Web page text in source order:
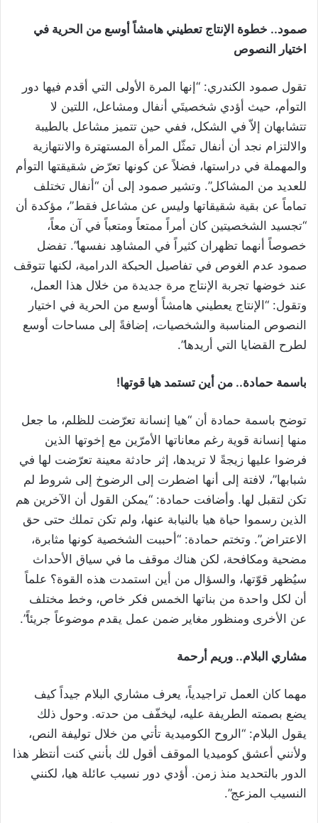
صمود.. خطوة الإنتاج تعطيني هامشاً أوسع من الحرية في
اختيار النصوص
تقول صمود الكندري: “إنها المرة الأولى التي أقدم فيها دور
التوأم، حيث أؤدي شخصيتَي أنفال ومشاعل، اللتين لا
تتشابهان إلاّ في الشكل، ففي حين تتميز مشاعل بالطيبة
والالتزام نجد أن أنفال تمثّل المرأة المستهترة والانتهازية
والمهملة في دراستها، فضلاً عن كونها تعرّض شقيقتها التوأم
للعديد من المشاكل”. وتشير صمود إلى أن “أنفال تختلف
تماماً عن بقية شقيقاتها وليس عن مشاعل فقط”، مؤكدة أن
“تجسيد الشخصيتين كان أمراً ممتعاً ومتعباً في آن معاً،
خصوصاً أنهما تظهران كثيراً في المشاهِد نفسها”. تفضل
صمود عدم الغوص في تفاصيل الحبكة الدرامية، لكنها تتوقف
عند خوضها تجربة الإنتاج مرة جديدة من خلال هذا العمل،
وتقول: “الإنتاج يعطيني هامشاً أوسع من الحرية في اختيار
النصوص المناسبة والشخصيات، إضافةً إلى مساحات أوسع
لطرح القضايا التي أريدها”.
باسمة حمادة.. من أين تستمد هيا قوتها!
توضح باسمة حمادة أن “هيا إنسانة تعرّضت للظلم، ما جعل
منها إنسانة قوية رغم معاناتها الأمرّين مع إخوتها الذين
فرضوا عليها زيجةً لا تريدها، إثر حادثة معينة تعرّضت لها في
شبابها”، لافتة إلى أنها اضطرت إلى الرضوخ إلى شروط لم
تكن لتقبل لها. وأضافت حمادة: “يمكن القول أن الآخرين هم
الذين رسموا حياة هيا بالنيابة عنها، ولم تكن تملك حتى حق
الاعتراض”. وتختم حمادة: “أحببت الشخصية كونها مثابرة،
مضحية ومكافحة، لكن هناك موقف ما في سياق الأحداث
سيُظهر قوّتها، والسؤال من أين استمدت هذه القوة؟ علماً
أن لكل واحدة من بناتها الخمس فكر خاص، وخط مختلف
عن الأخرى ومنظور مغاير ضمن عمل يقدم موضوعاً جريئاً”.
مشاري البلام.. وريم أرحمة
مهما كان العمل تراجيدياً، يعرف مشاري البلام جيداً كيف
يضع بصمته الطريفة عليه، ليخفّف من حدته. وحول ذلك
يقول البلام: “الروح الكوميدية تأتي من خلال توليفة النص،
ولأنني أعشق كوميديا الموقف أقول لك بأنني كنت أنتظر هذا
الدور بالتحديد منذ زمن. أؤدي دور نسيب عائلة هيا، لكنني
النسيب المزعج”.